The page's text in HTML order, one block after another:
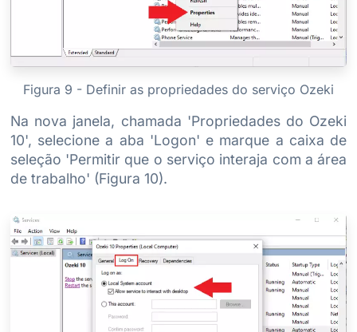
Figura 9 - Definir as propriedades do serviço Ozeki
Na nova janela, chamada 'Propriedades do Ozeki
10', selecione a aba 'Logon' e marque a caixa de
seleção 'Permitir que o serviço interaja com a área
de trabalho' (Figura 10).